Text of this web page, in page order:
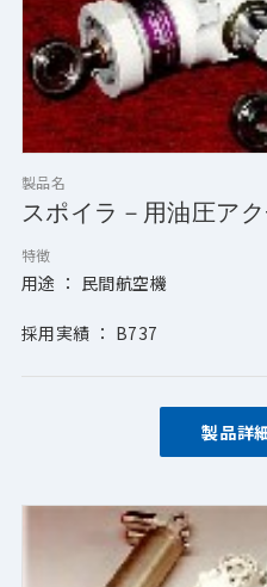
製品名
スポイラ－用油圧ア
特徴
用途 ： 民間航空機
採用実績 ： B737
製品詳